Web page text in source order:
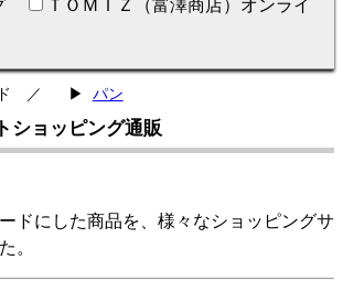
ＴＯＭＩＺ（富澤商店）オンライ
ド ／ ▶ パン
ョッピング通販
ドにした商品を、様々なショッピングサ
。